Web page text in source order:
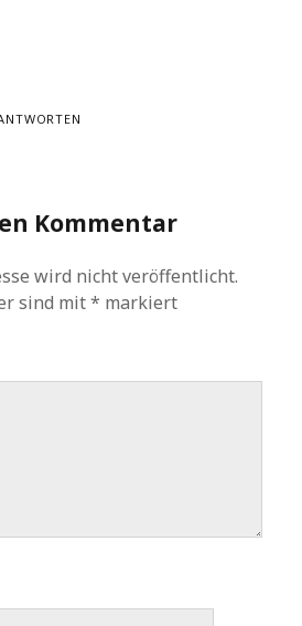
Kommentar
wird nicht veröffentlicht.
sind mit* markiert